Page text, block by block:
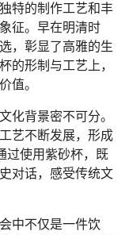
特的制作工艺和丰
征。早在明清时
，彰显了高雅的生
的形制与工艺上，
值。
化背景密不可分。
艺不断发展，形成
过使用紫砂杯，既
对话，感受传统文
中不仅是一件饮